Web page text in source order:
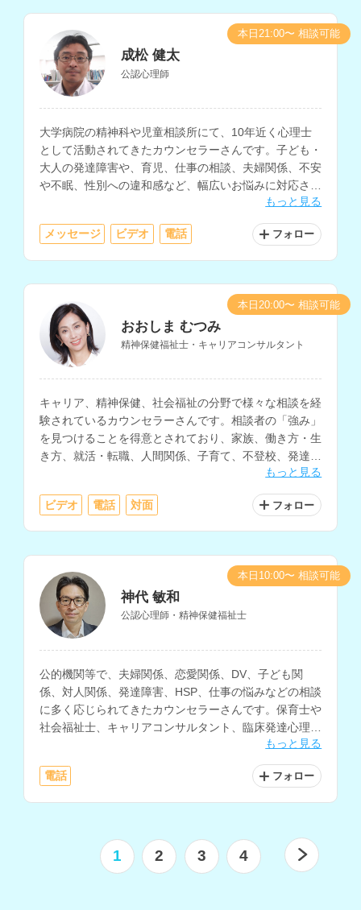
成松 健太
公認心理師
大学病院の精神科や児童相談所にて、10年近く心理士
として活動されてきたカウンセラーさんです。子ども・
大人の発達障害や、育児、仕事の相談、夫婦関係、不安
や不眠、性別への違和感など、幅広いお悩みに対応され
もっと見る
メッセージ ビデオ 電話 フォロー
本日21:00〜 相談可能
おおしま むつみ
精神保健福祉士・キャリアコンサルタント
キャリア、精神保健、社会福祉の分野で様々な相談を経
験されているカウンセラーさんです。相談者の「強み」
を見つけることを得意とされており、家族、働き方・生
き方、就活・転職、人間関係、子育て、不登校、発達障
もっと見る
ビデオ 電話 対面 フォロー
本日20:00〜 相談可能
神代 敏和
公認心理師・精神保健福祉士
公的機関等で、夫婦関係、恋愛関係、DV、子ども関
係、対人関係、発達障害、HSP、仕事の悩みなどの相談
に多く応じられてきたカウンセラーさんです。保育士や
社会福祉士、キャリアコンサルタント、臨床発達心理士
もっと見る
電話 フォロー
本日10:00〜 相談可能
1 2 3 4